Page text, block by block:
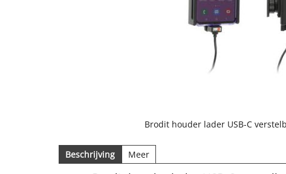
Brodit houder lader USB-C
Beschrijving Meer